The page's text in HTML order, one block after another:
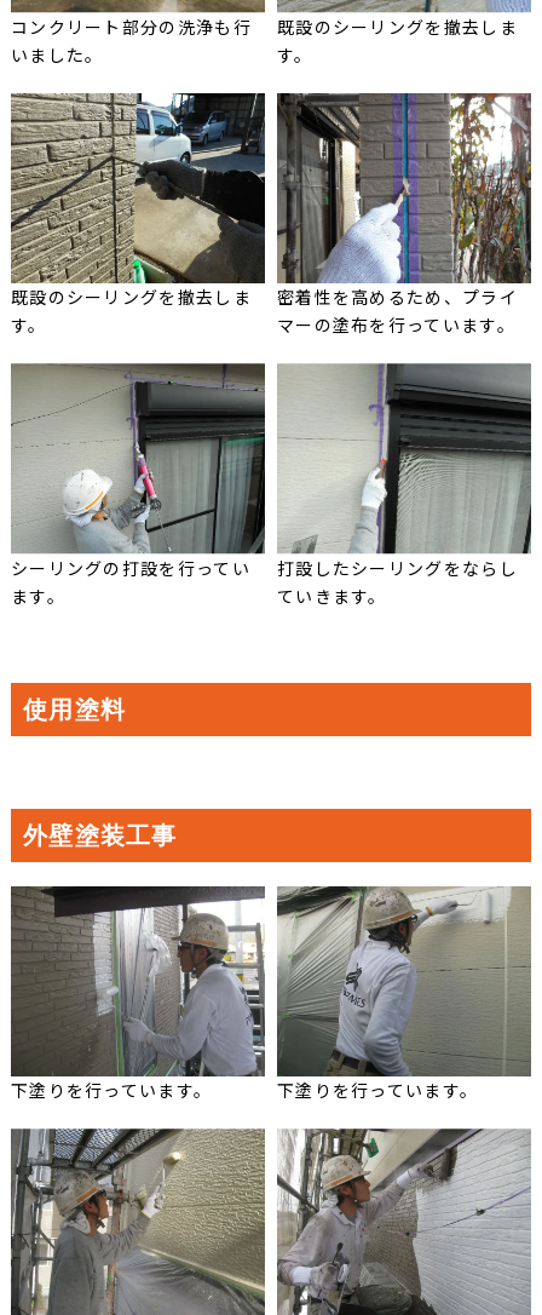
コンクリート部分の洗浄も行
いました。
既設のシーリングを撤去しま
す。
既設のシーリングを撤去しま
す。
密着性を高めるため、プライ
マーの塗布を行っています。
シーリングの打設を行ってい
ます。
打設したシーリングをならし
ていきます。
使用塗料
外壁塗装工事
下塗りを行っています。 下塗りを行っています。